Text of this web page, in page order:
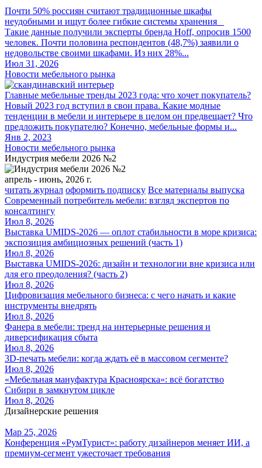
Почти 50% россиян считают традиционные шкафы
неудобными и ищут более гибкие системы хранения
Такие данные получили эксперты бренда Hoff, опросив 1500
человек. Почти половина респондентов (48,7%) заявили о
недовольстве своими шкафами. Из них 28%...
Июл 31, 2026
Новости мебельного рынка
Главные мебельные тренды 2023 года: что хочет покупатель?
Новый 2023 год вступил в свои права. Какие модные
тенденции в мебели и интерьере в целом он предвещает? Что
предложить покупателю? Конечно, мебельные формы и...
Янв 2, 2023
Новости мебельного рынка
Индустрия мебели 2026 №2
апрель - июнь, 2026 г.
читать журнал оформить подписку Все материалы выпуска
Современный потребитель мебели: взгляд экспертов по
консалтингу
Июл 8, 2026
Выставка UMIDS-2026 — оплот стабильности в море кризиса:
экспозиция амбициозных решений (часть 1)
Июл 8, 2026
Выставка UMIDS-2026: дизайн и технологии вне кризиса или
для его преодоления? (часть 2)
Июл 8, 2026
Цифровизация мебельного бизнеса: с чего начать и какие
инструменты внедрять
Июл 8, 2026
Фанера в мебели: тренд на интерьерные решения и
диверсификация сбыта
Июл 8, 2026
3D-печать мебели: когда ждать её в массовом сегменте?
Июл 8, 2026
«Мебельная мануфактура Красноярска»: всё богатство
Сибири в замкнутом цикле
Июл 8, 2026
Дизайнерские решения
Мар 25, 2026
Конференция «РумТурист»: работу дизайнеров меняет ИИ, а
премиум-сегмент ужесточает требования